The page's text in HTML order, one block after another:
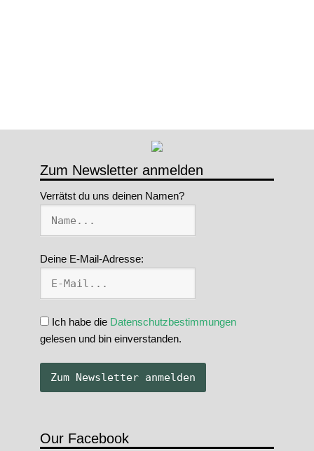
Zum Newsletter anmelden
Verrätst du uns deinen Namen?
Deine E-Mail-Adresse:
Ich habe die Datenschutzbestimmungen
gelesen und bin einverstanden.
Our Facebook